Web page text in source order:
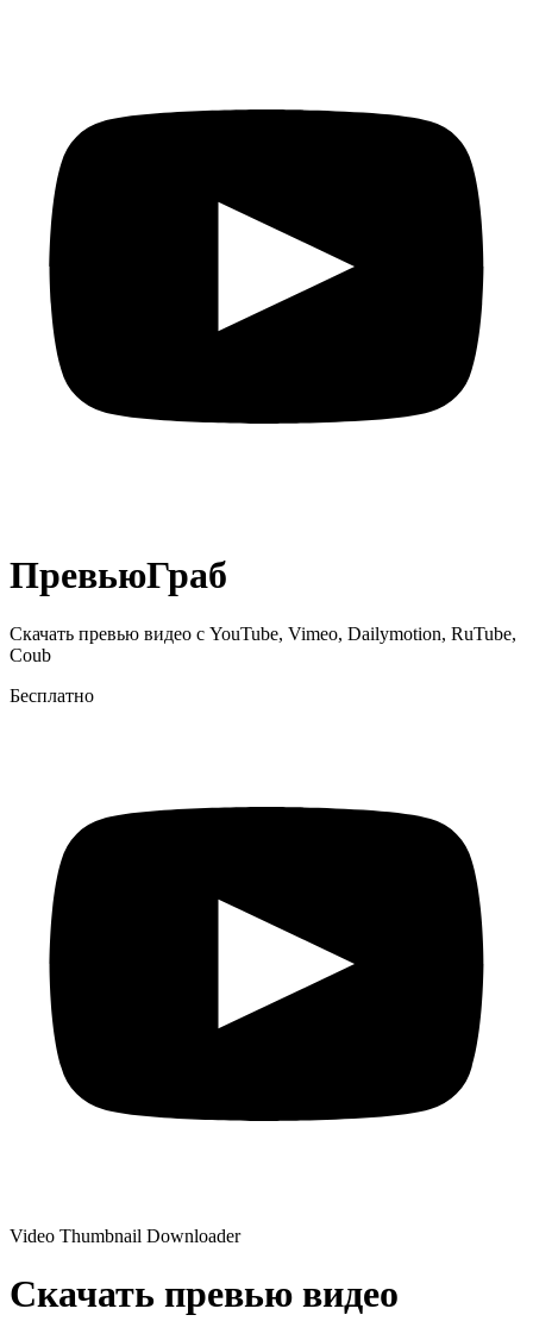
ПревьюГраб
Скачать превью видео с YouTube, Vimeo, Dailymotion, RuTube,
Coub
Бесплатно
Video Thumbnail Downloader
Скачать превью видео